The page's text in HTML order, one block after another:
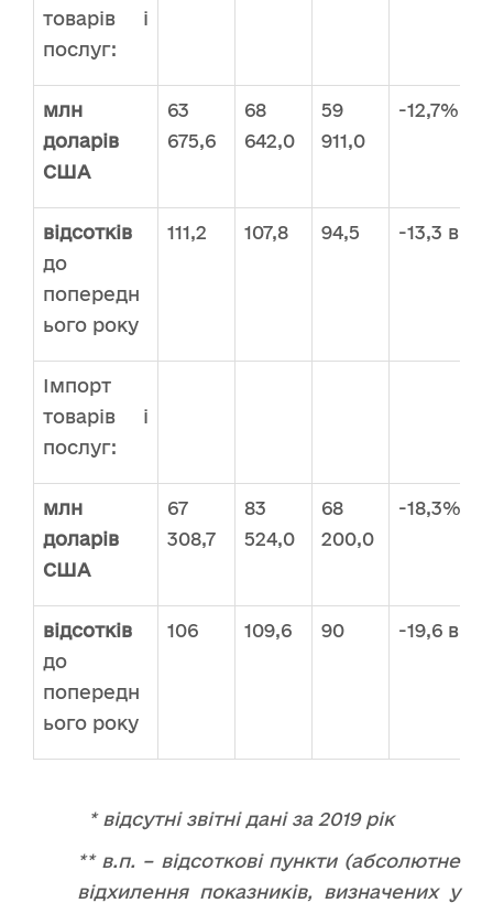
товарів і
послуг:
млн
доларів
США
63
675,6
68
642,0
59
911,0
-12,7%
відсотків
до
попередн
ього року
111,2 107,8 94,5 -13,3 в.п
Імпорт
товарів і
послуг:
млн
доларів
США
67
308,7
83
524,0
68
200,0
-18,3%
відсотків
до
попередн
ього року
106 109,6 90 -19,6 в.п
* відсутні звітні дані за 2019 рік
** в.п. – відсоткові пункти (абсолютне
відхилення показників, визначених у